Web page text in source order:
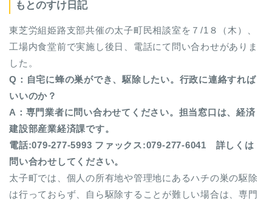
もとのすけ日記
東芝労組姫路支部共催の太子町民相談室を７/1８（木）、
工場内食堂前で実施し後日、電話にて問い合わせがありま
した。
Q ：自宅に蜂の巣ができ、駆除したい。行政に連絡すれば
いいのか ？
A ：専門業者に問い合わせてください。担当窓口は、経済
建設部産業経済課です。
電話:079-277-5993 ファックス:079-277-6041 詳しくは
問い合わせしてください。
太子町では、個人の所有地や管理地にあるハチの巣の駆除
は行っておらず、自ら駆除することが難しい場合は、専門